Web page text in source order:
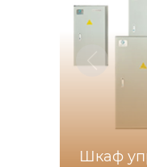
Шкаф